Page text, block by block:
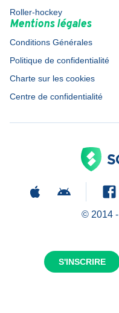
S'INSCRIRE
Roller-hockey
Mentions légales
Conditions Générales
Politique de confidentialité
Charte sur les cookies
Centre de confidentialité
© 2014 -